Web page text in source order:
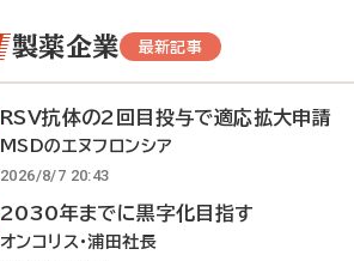
製薬企業 最新記事
RSV抗体の2回目投与で適応拡大申請
MSDのエヌフロンシア
2026/8/7 20:43
2030年までに黒字化目指す
オンコリス・浦田社長